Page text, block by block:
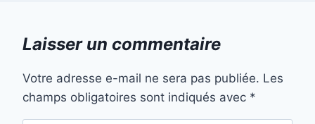
Laisser un commentaire
Votre adresse e-mail ne sera pas publiée. Les
champs obligatoires sont indiqués avec *